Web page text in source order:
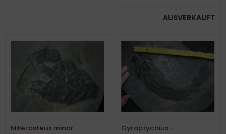
AUSVERKAUFT
Millerosteus minor
Gyroptychius -